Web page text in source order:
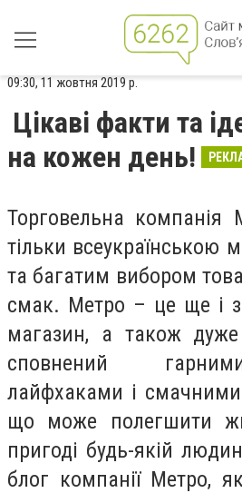
09:30, 11 жовтня 2019 р.
Цікаві факти та
на кожен день!
Торговельна компанія
тільки всеукраїнською
та багатим вибором
смак. Метро – це ще і
магазин, а також
сповнений
лайфхаками і
що може полегшити
пригоді будь-якій
блог компанії Метро,